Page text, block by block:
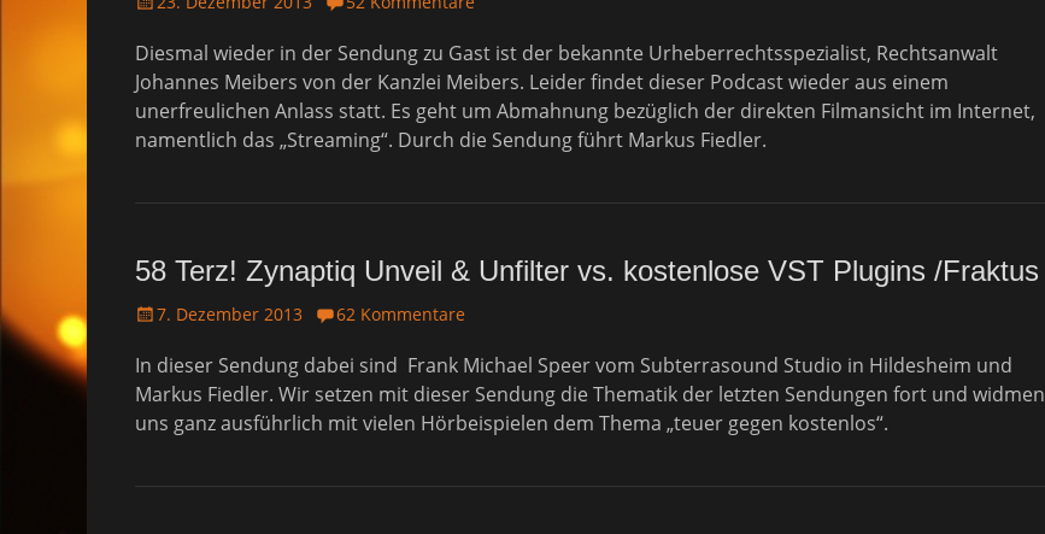
s
t
e
o
Diesmal wieder in der Sendung zu Gast ist der bekannte Urheberrechtsspezialist, Rechtsanwalt
Johannes Meibers von der Kanzlei Meibers. Leider findet dieser Podcast wieder aus einem
unerfreulichen Anlass statt. Es geht um Abmahnung bezüglich der direkten Filmansicht im Internet,
namentlich das „Streaming“. Durch die Sendung führt Markus Fiedler.
58 Terz! Zynaptiq Unveil & Unfilter vs. kostenlose VST Plugins /Fraktus
P
s
t
e
n
7. Dezember 2013 62 Kommentare
In dieser Sendung dabei sind Frank Michael Speer vom Subterrasound Studio in Hildesheim und
Markus Fiedler. Wir setzen mit dieser Sendung die Thematik der letzten Sendungen fort und widmen
uns ganz ausführlich mit vielen Hörbeispielen dem Thema „teuer gegen kostenlos“.